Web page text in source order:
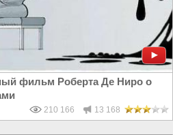
фильм Роберта Де Ниро о
210 166 13 168